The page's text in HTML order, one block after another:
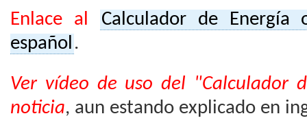
Enlace al
Calculador de Energía
español .
Ver vídeo de uso del "Calculador
noticia, aun estando explicado en